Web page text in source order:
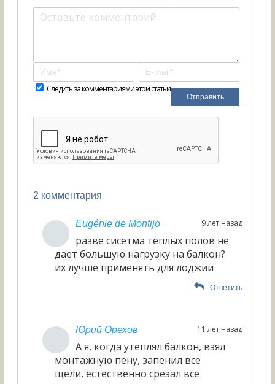
Следить за комментариями этой статьи
2 комментария
Eugénie de Montijo 9 лет назад
разве сисетма теплых полов не
дает большую нагрузку на балкон?
их лучше применять для лоджии
Ответить
Юрий Орехов 11 лет назад
А я, когда утеплял балкон, взял
монтажную пену, запенил все
щели, естественно срезал все